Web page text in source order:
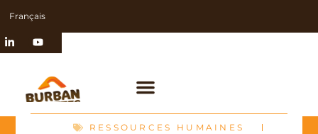
Français
RESSOURCES HUMAINES